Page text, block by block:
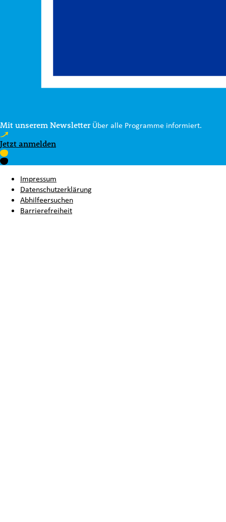
Mit unserem Newsletter Über alle Programme informiert.
Jetzt anmelden
Impressum
Datenschutzerklärung
Abhilfeersuchen
Barrierefreiheit